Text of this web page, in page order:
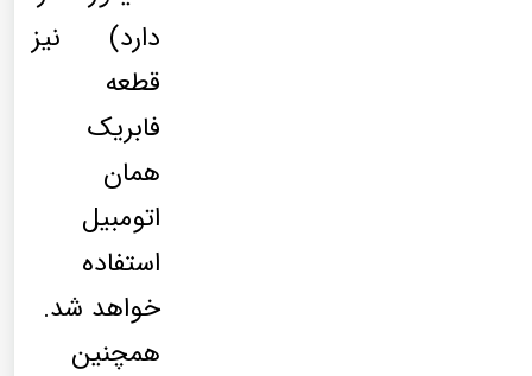
دارد) نیز
قطعه
فابریک
همان
اتومبیل
استفاده
خواهد شد.
همچنین